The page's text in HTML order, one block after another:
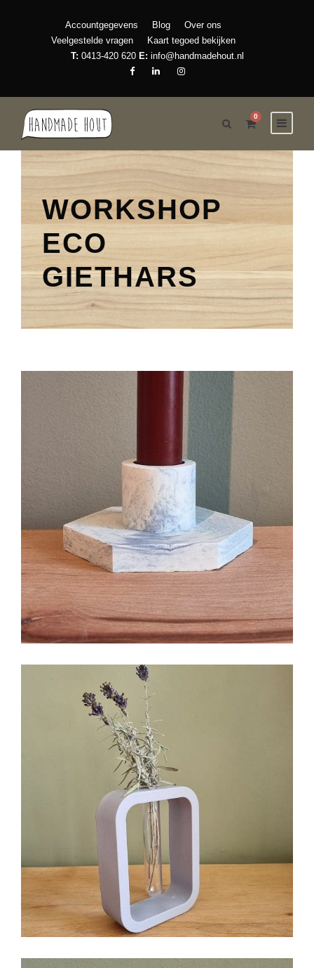
Accountgegevens Blog
Over ons
Veelgestelde vragen
Kaart tegoed bekijken
T: 0413-420 620 E: info@handmadehout.nl
0
WORKSHOP
ECO
GIETHARS